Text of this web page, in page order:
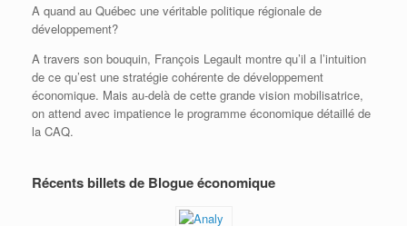
A quand au Québec une véritable politique régionale de
développement?
A travers son bouquin, François Legault montre qu’il a l’intuition
de ce qu’est une stratégie cohérente de développement
économique. Mais au-delà de cette grande vision mobilisatrice,
on attend avec impatience le programme économique détaillé de
la CAQ.
Récents billets de Blogue économique